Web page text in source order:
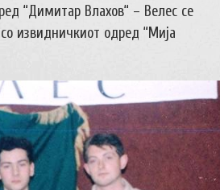
“Димитар Влахов“ – Велес се
извидничкиот одред “Мија